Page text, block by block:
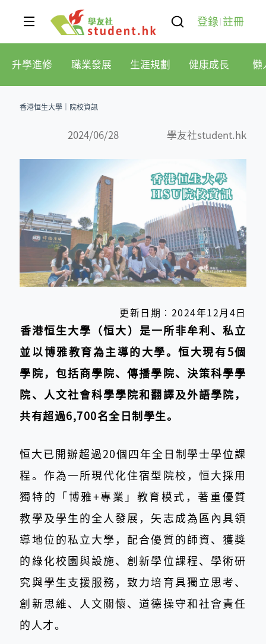
登錄 註冊
升學進修 職業發展 生涯規劃 健康成長 懶
香港恒生大學｜院校資訊
2024/06/28 學友社student.hk
更新日期︰2024年12月4日
​香港恒生大學（恒大）是一所非牟利、私立
並以博雅教育為主導的大學。恒大現有5個
學院，包括商學院、傳播學院、決策科學學
院、人 文社會科學學院和翻譯及外語學院，
共有超過6,700名全日制學生。
恒大已開辦超過20個四年全日制學士學位課
程。作為一所現代化住宿型院校，恒大採用
獨特的「博雅+專業」教育模式，著重優質
教學及學生的全人發展，矢志成為區內具領
導地位的私立大學，配合優質的師資、獲獎
的綠化校園與設施、創新學位課程、學術研
究與學生支援服務，致力培育具獨立思考、
創新思維、人文關懷、道德操守和社會責任
的人才。